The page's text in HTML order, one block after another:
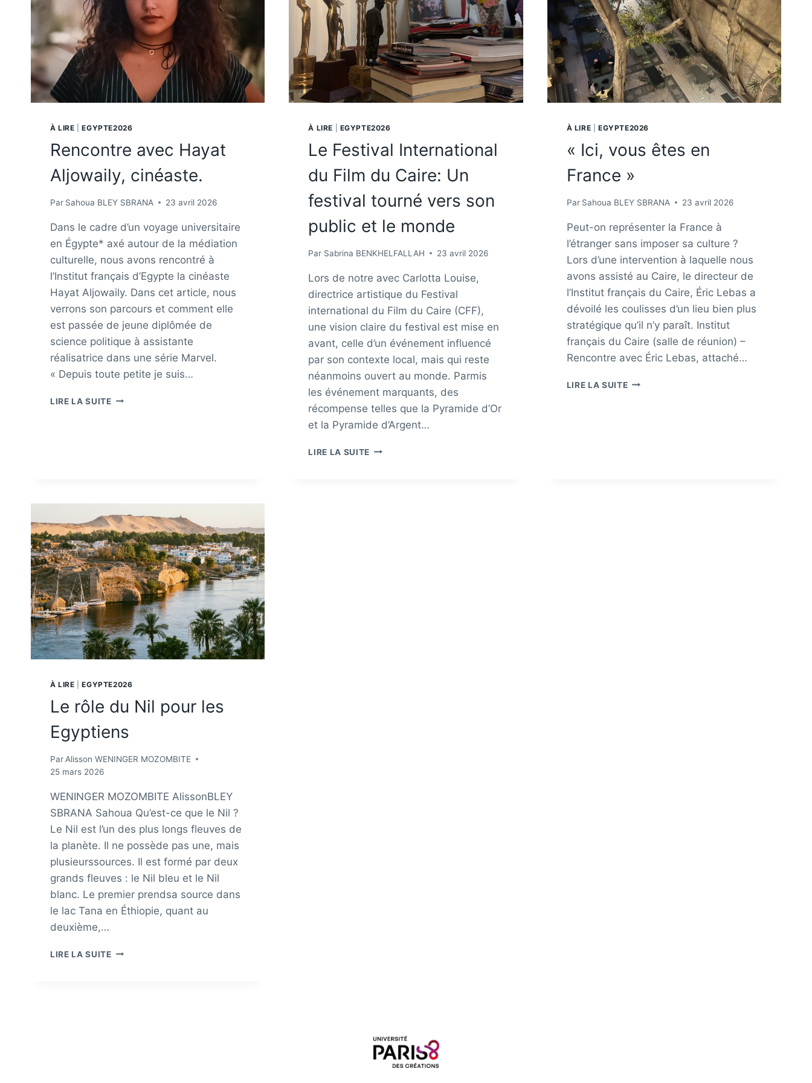
À LIRE |EGYPTE2026
Rencontre avec Hayat
Aljowaily, cinéaste.
Par Sahoua BLEY SBRANA 23 avril 2026
Dans le cadre d’un voyage universitaire
en Égypte* axé autour de la médiation
culturelle, nous avons rencontré à
l’Institut français d’Egypte la cinéaste
Hayat Aljowaily. Dans cet article, nous
verrons son parcours et comment elle
est passée de jeune diplômée de
science politique à assistante
réalisatrice dans une série Marvel.
« Depuis toute petite je suis…
LIRE LA SUITERENCONTRE
À LIRE EGYPTE2026
Le Festival International
du Film du Caire: Un
festival tourné vers son
public et le monde
Par Sabrina BENKHELFALLAH 23 avril 2026
Lors de notre avec Carlotta Louise,
directrice artistique du Festival
international du Film du Caire (CFF),
une vision claire du festival est mise en
avant, celle d’un événement influencé
par son contexte local, mais qui reste
néanmoins ouvert au monde. Parmis
les événement marquants, des
récompense telles que la Pyramide d’Or
et la Pyramide d’Argent…
LIRE LA SUITE LE
À LIRE |EGYPTE2026
« Ici, vous êtes en
France »
Par Sahoua BLEY SBRANA 23 avril 2026
Peut-on représenter la France à
l’étranger sans imposer sa culture ?
Lors d’une intervention à laquelle nous
avons assisté au Caire, le directeur de
l’Institut français du Caire, Éric Lebas a
dévoilé les coulisses d’un lieu bien plus
stratégique qu’il n’y paraît. Institut
français du Caire (salle de réunion) –
Rencontre avec Éric Lebas, attaché…
LIRE LA SUITE«
À LIRE |EGYPTE2026
Le rôle du Nil pour les
Egyptiens
Par Alisson WENINGER MOZOMBITE
25 mars 2026
WENINGER MOZOMBITE AlissonBLEY
SBRANA Sahoua Qu’est-ce que le Nil ?
Le Nil est l’un des plus longs fleuves de
la planète. Il ne possède pas une, mais
plusieurssources. Il est formé par deux
grands fleuves : le Nil bleu et le Nil
blanc. Le premier prendsa source dans
le lac Tana en Éthiopie, quant au
deuxième,…
LIRE LA SUITELE